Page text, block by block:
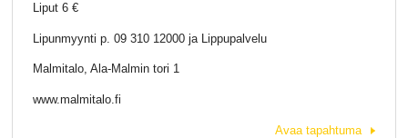
Liput 6 €
Lipunmyynti p. 09 310 12000 ja Lippupalvelu
Malmitalo, Ala-Malmin tori 1
www.malmitalo.fi
Avaa tapahtuma